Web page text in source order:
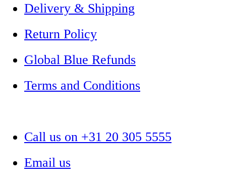
Delivery & Shipping
Return Policy
Global Blue Refunds
Terms and Conditions
Call us on +31 20 305 5555
Email us